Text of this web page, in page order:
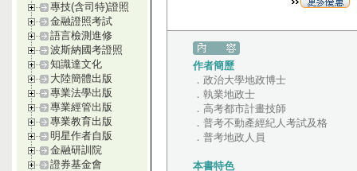
專技(含司特)證照
金融證照考試
語言檢測進修
波斯納國考證照
知識達文化
大陸簡體出版
專業法學出版
專業經管出版
專業教育出版
明星作者自版
金融研訓院
證券基金會
作者簡歷
．政治大學地政博士
．執業地政士
．高考都市計畫技師
．普考不動產經紀人考試及格
．普考地政人員
本書特色